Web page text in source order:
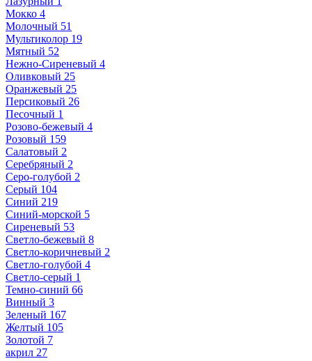
Мокко 4
Молочный 51
Мультиколор 19
Мятный 52
Нежно-Сиреневый 4
Оливковый 25
Оранжевый 25
Персиковый 26
Песочный 1
Розово-бежевый 4
Розовый 159
Салатовый 2
Серебряный 2
Серо-голубой 2
Серый 104
Синий 219
Синий-морской 5
Сиреневый 53
Светло-бежевый 8
Светло-коричневый 2
Светло-голубой 4
Светло-серый 1
Темно-синий 66
Винный 3
Зеленый 167
Желтый 105
Золотой 7
акрил 27